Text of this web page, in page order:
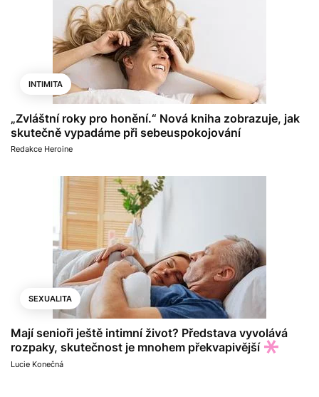
INTIMITA
„Zvláštní roky pro honění.“ Nová kniha zobrazuje, jak
skutečně vypadáme při sebeuspokojování
Redakce Heroine
SEXUALITA
Mají senioři ještě intimní život? Představa vyvolává
rozpaky, skutečnost je mnohem překvapivější
Lucie Konečná